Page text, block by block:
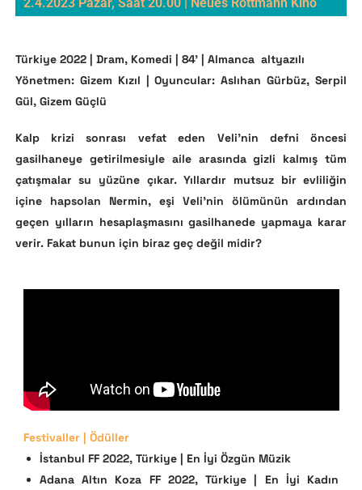
Türkiye 2022 | Dram, Komedi | 84’ | Almanca altyazılı
Yönetmen: Gizem Kızıl | Oyuncular: Aslıhan Gürbüz, Serpil
Gül, Gizem Güçlü
Kalp krizi sonrası vefat eden Veli’nin defni öncesi
gasilhaneye getirilmesiyle aile arasında gizli kalmış tüm
çatışmalar su yüzüne çıkar. Yıllardır mutsuz bir evliliğin
içine hapsolan Nermin, eşi Veli’nin ölümünün ardından
geçen yılların hesaplaşmasını gasilhanede yapmaya karar
verir. Fakat bunun için biraz geç değil midir?
Festivaller | Ödüller
İstanbul FF 2022, Türkiye | En İyi Özgün Müzik
Adana Altın Koza FF 2022, Türkiye | En İyi Kadın